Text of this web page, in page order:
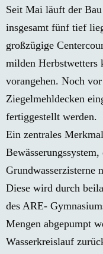
Seit Mai läuft der
insgesamt fünf tief
großzügige
milden Herbstwetters
vorangehen. Noch
Ziegelmehldecken
fertiggestellt werden.
Ein zentrales
Grundwasserzisterne
Diese wird durch
des ARE-
Mengen abgepumpt
Wasserkreislauf